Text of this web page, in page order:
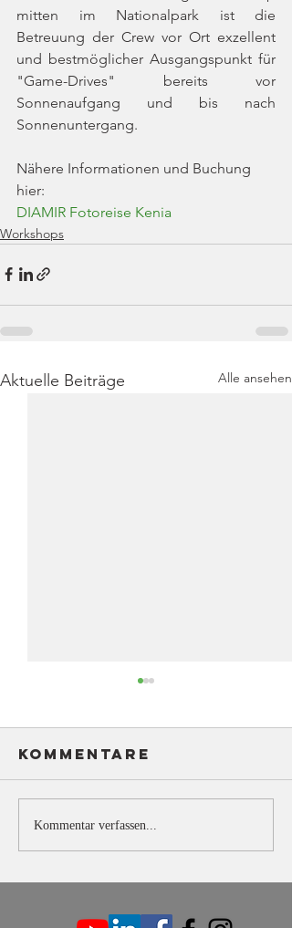
mitten im Nationalpark ist die
Betreuung der Crew vor Ort exzellent
und bestmöglicher Ausgangspunkt für
"Game-Drives" bereits vor
Sonnenaufgang und bis nach
Sonnenuntergang.
Nähere Informationen und Buchung
hier:
DIAMIR Fotoreise Kenia
Workshops
Aktuelle Beiträge Alle ansehen
Juli 25 -
in Oberstdorf
Kommentare
Kommentar verfassen...